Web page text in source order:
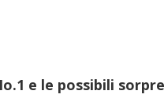
e le possibili